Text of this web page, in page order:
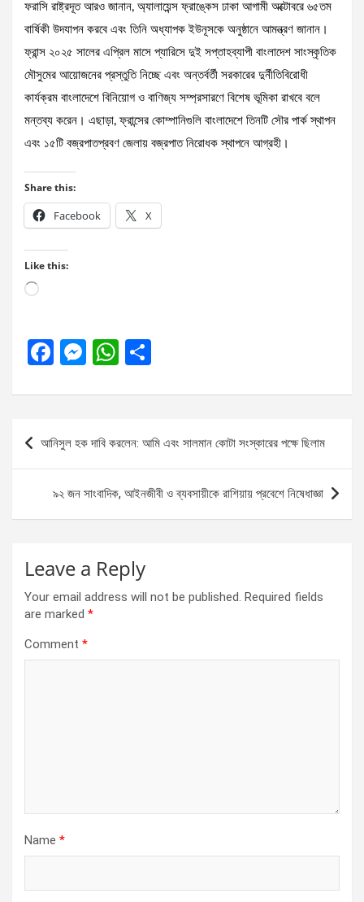
ফরাসি রাষ্ট্রদূত আরও জানান, অ্যালায়েন্স ফ্রাঙ্কেস ঢাকা আগামী অক্টোবরে ৬৫তম
বার্ষিকী উদযাপন করবে এবং তিনি অধ্যাপক ইউনূসকে অনুষ্ঠানে আমন্ত্রণ জানান।
ফ্রান্স ২০২৫ সালের এপ্রিল মাসে প্যারিসে দুই সপ্তাহব্যাপী বাংলাদেশ সাংস্কৃতিক
মৌসুমের আয়োজনের প্রস্তুতি নিচ্ছে এবং অন্তর্বর্তী সরকারের দুর্নীতিবিরোধী
কার্যক্রম বাংলাদেশে বিনিয়োগ ও বাণিজ্য সম্প্রসারণে বিশেষ ভূমিকা রাখবে বলে
মন্তব্য করেন। এছাড়া, ফ্রান্সের কোম্পানিগুলি বাংলাদেশে তিনটি সৌর পার্ক স্থাপন
এবং ১৫টি বজ্রপাতপ্রবণ জেলায় বজ্রপাত নিরোধক স্থাপনে আগ্রহী।
Share this:
Facebook X
Like this:
Loading…
F
ce
b
o
o
k
M
se
n
g
er
W
at
A
p
p
ar
e
Post
navigation
আনিসুল হক দাবি করলেন: আমি এবং সালমান কোটা সংস্কারের পক্ষে ছিলাম
৯২ জন সাংবাদিক, আইনজীবী ও ব্যবসায়ীকে রাশিয়ায় প্রবেশে নিষেধাজ্ঞা
Leave a Reply
Your email address will not be published. Required fields
are marked *
Comment *
Name *